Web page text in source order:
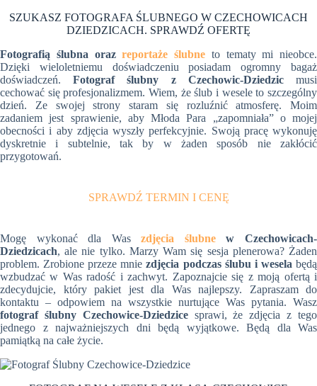
SZUKASZ FOTOGRAFA ŚLUBNEGO W CZECHOWICACH
DZIEDZICACH. SPRAWDŹ OFERTĘ
Fotografią ślubna orazreportaże ślubne to tematy mi nieobce.
Dzięki wieloletniemu doświadczeniu posiadam ogromny bagaż
doświadczeń.Fotograf ślubny z Czechowic-Dziedzicmusi
cechować się profesjonalizmem. Wiem, że ślub i wesele to szczególny
dzień. Ze swojej strony staram się rozluźnić atmosferę. Moim
zadaniem jest sprawienie, aby Młoda Para „zapomniała” o mojej
obecności i aby zdjęcia wyszły perfekcyjnie. Swoją pracę wykonuję
dyskretnie i subtelnie, tak by w żaden sposób nie zakłócić
przygotowań.
SPRAWDŹ TERMIN I CENĘ
Mogę wykonać dla Waszdjęcia ślubnew Czechowicach-
Dziedzicach, ale nie tylko. Marzy Wam się sesja plenerowa? Żaden
problem. Zrobione przeze mniezdjęcia podczas ślubu i weselabędą
wzbudzać w Was radość i zachwyt. Zapoznajcie się z moją ofertą i
zdecydujcie, który pakiet jest dla Was najlepszy. Zapraszam do
kontaktu – odpowiem na wszystkie nurtujące Was pytania. Wasz
fotograf ślubny Czechowice-Dziedzice sprawi, że zdjęcia z tego
jednego z najważniejszych dni będą wyjątkowe. Będą dla Was
pamiątką na całe życie.